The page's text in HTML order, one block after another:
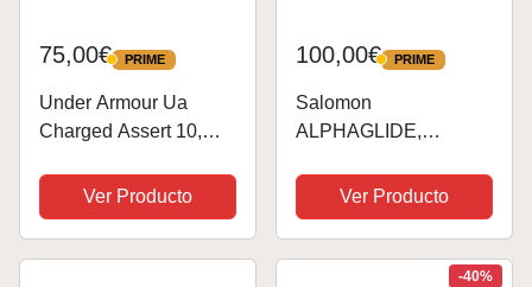
75,00€ PRIME
PRIME
Under Armour Ua
Charged Assert 10,
Hombre, Rojo Rot, 43
EU
Ver Producto
100,00€ PRIME
PRIME
Salomon
ALPHAGLIDE,
senderismo para Mujer,
Emberglow White
Rouge Red, 42 EU
Ver Producto
-40%